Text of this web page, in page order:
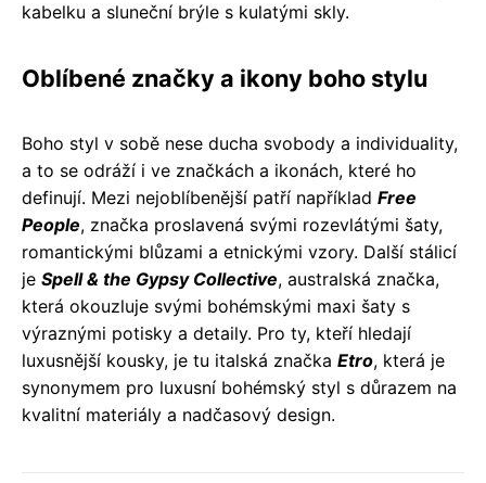
kabelku a sluneční brýle s kulatými skly.
Oblíbené značky a ikony boho stylu
Boho styl v sobě nese ducha svobody a individuality,
a to se odráží i ve značkách a ikonách, které ho
definují. Mezi nejoblíbenější patří například Free
People, značka proslavená svými rozevlátými šaty,
romantickými blůzami a etnickými vzory. Další stálicí
je Spell & the Gypsy Collective, australská značka,
která okouzluje svými bohémskými maxi šaty s
výraznými potisky a detaily. Pro ty, kteří hledají
luxusnější kousky, je tu italská značka Etro, která je
synonymem pro luxusní bohémský styl s důrazem na
kvalitní materiály a nadčasový design.